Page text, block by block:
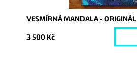
VESMÍRNÁ MANDALA - ORIGINÁL
3 500 Kč